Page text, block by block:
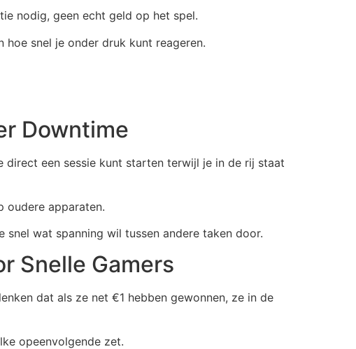
nodig, geen echt geld op het spel.
snel je onder druk kunt reageren.
Downtime
een sessie kunt starten terwijl je in de rij staat
oudere apparaten.
wat spanning wil tussen andere taken door.
Snelle Gamers
dat als ze net €1 hebben gewonnen, ze in de
opeenvolgende zet.